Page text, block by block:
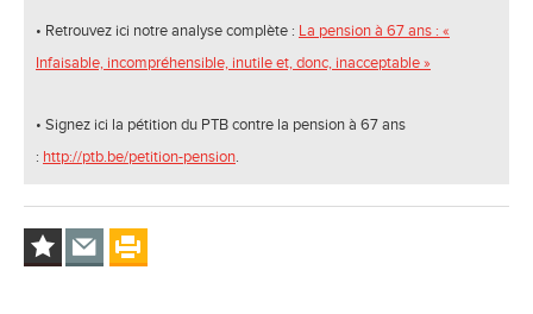
• Retrouvez ici notre analyse complète : La pension à 67 ans : «
Infaisable, incompréhensible, inutile et, donc, inacceptable »
• Signez ici la pétition du PTB contre la pension à 67 ans
: http://ptb.be/petition-pension.